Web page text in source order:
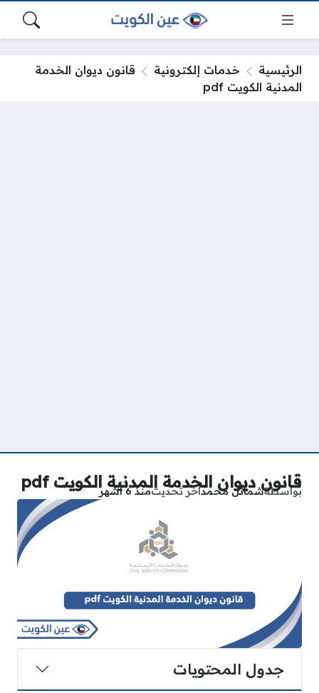
الرئيسية خدمات إلكترونية
قانون ديوان الخدمة
المدنية الكويت pdf
قانون ديوان الخدمة المدنية الكويت pdf
بواسطةشمائل محمدآخر تحديثمنذ 6 أشهر
جدول المحتويات